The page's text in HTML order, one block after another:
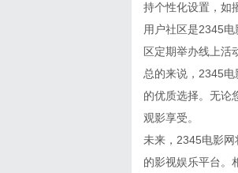
持个性化设置，如
用户社区是2345
区定期举办线上活
总的来说，2345
的优质选择。无论
观影享受。
未来，2345电影
的影视娱乐平台。